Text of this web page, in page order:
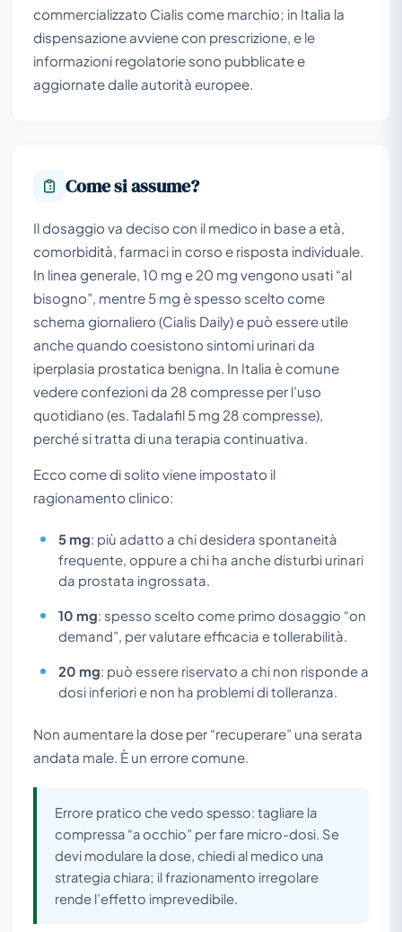
commercializzato Cialis come marchio; in Italia la
dispensazione avviene con prescrizione, e le
informazioni regolatorie sono pubblicate e
aggiornate dalle autorità europee.
Come si assume?
Il dosaggio va deciso con il medico in base a età,
comorbidità, farmaci in corso e risposta individuale.
In linea generale, 10 mg e 20 mg vengono usati “al
bisogno”, mentre 5 mg è spesso scelto come
schema giornaliero (Cialis Daily) e può essere utile
anche quando coesistono sintomi urinari da
iperplasia prostatica benigna. In Italia è comune
vedere confezioni da 28 compresse per l’uso
quotidiano (es. Tadalafil 5 mg 28 compresse),
perché si tratta di una terapia continuativa.
Ecco come di solito viene impostato il
ragionamento clinico:
5 mg: più adatto a chi desidera spontaneità
frequente, oppure a chi ha anche disturbi urinari
da prostata ingrossata.
10 mg: spesso scelto come primo dosaggio “on
demand”, per valutare efficacia e tollerabilità.
20 mg: può essere riservato a chi non risponde a
dosi inferiori e non ha problemi di tolleranza.
Non aumentare la dose per “recuperare” una serata
andata male. È un errore comune.
Errore pratico che vedo spesso: tagliare la
compressa “a occhio” per fare micro-dosi. Se
devi modulare la dose, chiedi al medico una
strategia chiara; il frazionamento irregolare
rende l’effetto imprevedibile.